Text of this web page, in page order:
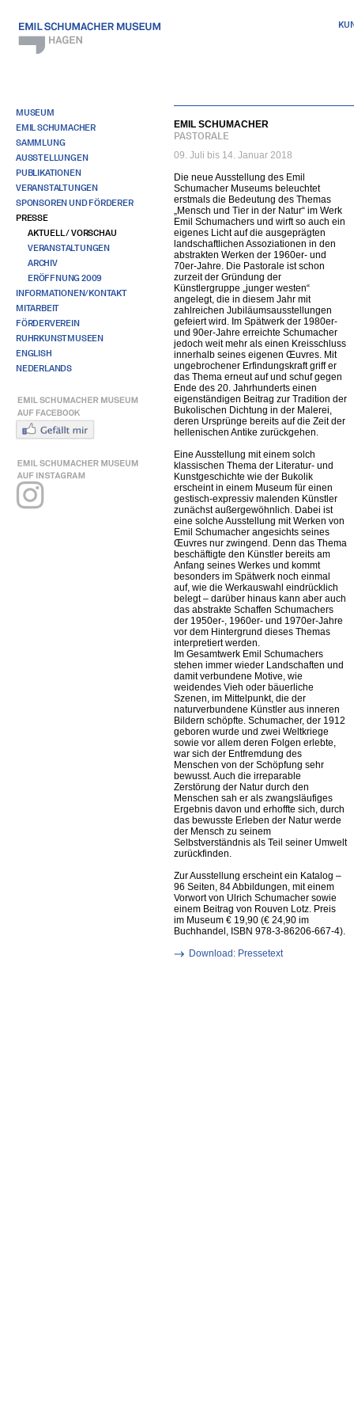
MUSEUM
EMIL SCHUMACHER
SAMMLUNG
AUSSTELLUNGEN
PUBLIKATIONEN
VERANSTALTUNGEN
SPONSOREN UND FÖRDERER
PRESSE
AKTUELL / VORSCHAU
VERANSTALTUNGEN
ARCHIV
ERÖFFNUNG 2009
INFORMATIONEN/KONTAKT
MITARBEIT
FÖRDERVEREIN
RUHRKUNSTMUSEEN
ENGLISH
NEDERLANDS
EMIL SCHUMACHER
PASTORALE
09. Juli bis 14. Januar 2018
Die neue Ausstellung des Emil
Schumacher Museums beleuchtet
erstmals die Bedeutung des Themas
„Mensch und Tier in der Natur“ im Werk
Emil Schumachers und wirft so auch ein
eigenes Licht auf die ausgeprägten
landschaftlichen Assoziationen in den
abstrakten Werken der 1960er- und
70er-Jahre. Die Pastorale ist schon
zurzeit der Gründung der
Künstlergruppe „junger westen“
angelegt, die in diesem Jahr mit
zahlreichen Jubiläumsausstellungen
gefeiert wird. Im Spätwerk der 1980er-
und 90er-Jahre erreichte Schumacher
jedoch weit mehr als einen Kreisschluss
innerhalb seines eigenen Œuvres. Mit
ungebrochener Erfindungskraft griff er
das Thema erneut auf und schuf gegen
Ende des 20. Jahrhunderts einen
eigenständigen Beitrag zur Tradition der
Bukolischen Dichtung in der Malerei,
deren Ursprünge bereits auf die Zeit der
hellenischen Antike zurückgehen.
Eine Ausstellung mit einem solch
klassischen Thema der Literatur- und
Kunstgeschichte wie der Bukolik
erscheint in einem Museum für einen
gestisch-expressiv malenden Künstler
zunächst außergewöhnlich. Dabei ist
eine solche Ausstellung mit Werken von
Emil Schumacher angesichts seines
Œuvres nur zwingend. Denn das Thema
beschäftigte den Künstler bereits am
Anfang seines Werkes und kommt
besonders im Spätwerk noch einmal
auf, wie die Werkauswahl eindrücklich
belegt – darüber hinaus kann aber auch
das abstrakte Schaffen Schumachers
der 1950er-, 1960er- und 1970er-Jahre
vor dem Hintergrund dieses Themas
interpretiert werden.
Im Gesamtwerk Emil Schumachers
stehen immer wieder Landschaften und
damit verbundene Motive, wie
weidendes Vieh oder bäuerliche
Szenen, im Mittelpunkt, die der
naturverbundene Künstler aus inneren
Bildern schöpfte. Schumacher, der 1912
geboren wurde und zwei Weltkriege
sowie vor allem deren Folgen erlebte,
war sich der Entfremdung des
Menschen von der Schöpfung sehr
bewusst. Auch die irreparable
Zerstörung der Natur durch den
Menschen sah er als zwangsläufiges
Ergebnis davon und erhoffte sich, durch
das bewusste Erleben der Natur werde
der Mensch zu seinem
Selbstverständnis als Teil seiner Umwelt
zurückfinden.
Zur Ausstellung erscheint ein Katalog –
96 Seiten, 84 Abbildungen, mit einem
Vorwort von Ulrich Schumacher sowie
einem Beitrag von Rouven Lotz. Preis
im Museum € 19,90 (€ 24,90 im
Buchhandel, ISBN 978-3-86206-667-4).
Download: Pressetext